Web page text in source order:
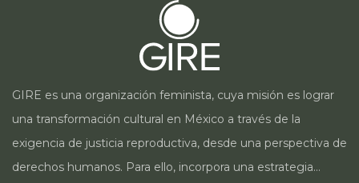
GIRE es una organización feminista, cuya misión es lograr
una transformación cultural en México a través de la
exigencia de justicia reproductiva, desde una perspectiva de
derechos humanos. Para ello, incorpora una estrategia